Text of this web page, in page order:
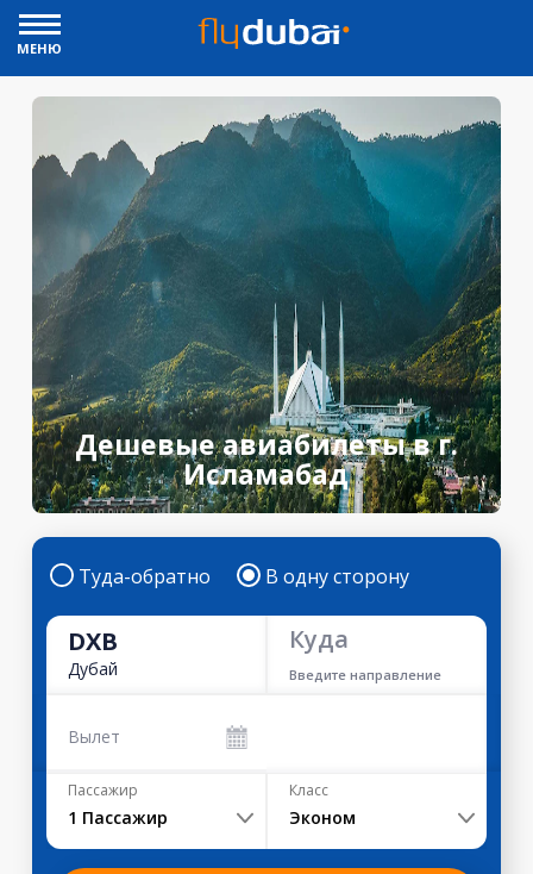
МЕНЮ
Дешевые авиабилеты в г.
Исламабад
Туда-обратно В одну сторону
DXB
Дубай
Куда
Введите направление
Вылет
Пассажир
1 Пассажир
Класс
Эконом